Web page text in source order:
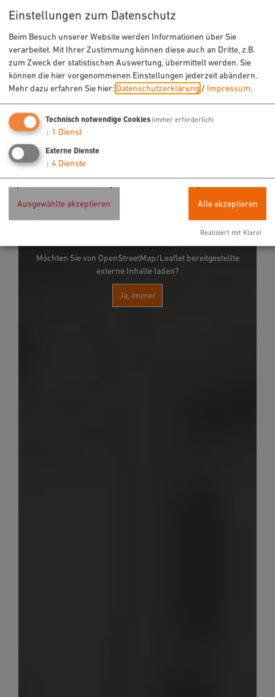
Möchten Sie von OpenStreetMap/Leaflet bereitgestellte
externe Inhalte laden?
Ja, immer
Einstellungen zum Datenschutz
Beim Besuch unserer Website werden Informationen über Sie
verarbeitet. Mit Ihrer Zustimmung können diese auch an Dritte, z.B.
zum Zweck der statistischen Auswertung, übermittelt werden. Sie
können die hier vorgenommenen Einstellungen jederzeit abändern.
Mehr dazu erfahren Sie hier:Datenschutzerklärung / Impressum.
Technisch notwendige Cookies(immer erforderlich)
↓ 1 Dienst
Externe Dienste
↓ 4 Dienste
Ausgewählte akzeptieren Alle akzeptieren
Realisiert mit Klaro!